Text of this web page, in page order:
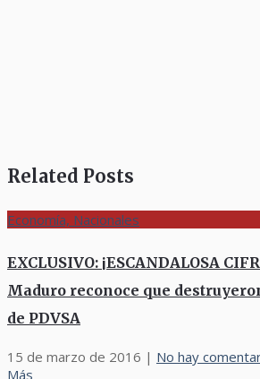
Related Posts
Economía, Nacionales
EXCLUSIVO: ¡ESCANDALOSA
Maduro reconoce que
de PDVSA
15 de marzo de 2016 | No hay
Más